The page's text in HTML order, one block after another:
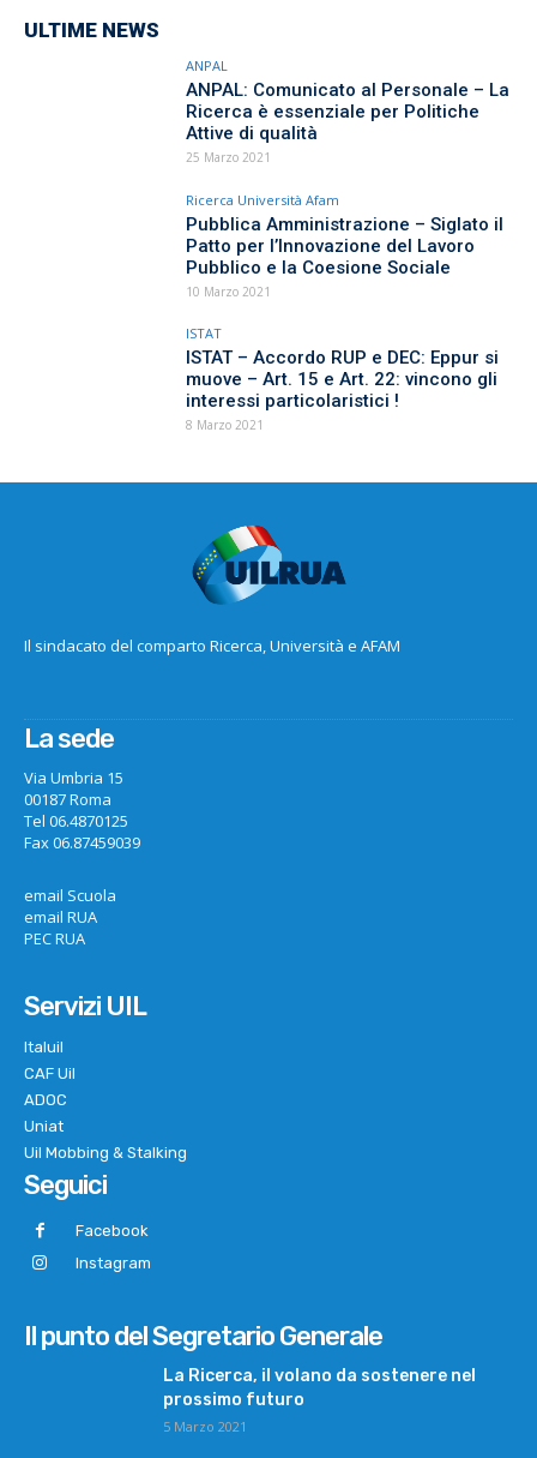
ULTIME NEWS
ANPAL
ANPAL: Comunicato al Personale – La
Ricerca è essenziale per Politiche
Attive di qualità
25 Marzo 2021
Ricerca Università Afam
Pubblica Amministrazione – Siglato il
Patto per l’Innovazione del Lavoro
Pubblico e la Coesione Sociale
10 Marzo 2021
ISTAT
ISTAT – Accordo RUP e DEC: Eppur si
muove – Art. 15 e Art. 22: vincono gli
interessi particolaristici !
8 Marzo 2021
Il sindacato del comparto Ricerca, Università e AFAM
La sede
Via Umbria 15
00187 Roma
Tel 06.4870125
Fax 06.87459039
email Scuola
email RUA
PEC RUA
Servizi UIL
Italuil
CAF Uil
ADOC
Uniat
Uil Mobbing & Stalking
Seguici
Facebook
Instagram
Il punto del Segretario Generale
La Ricerca, il volano da sostenere nel
prossimo futuro
5 Marzo 2021